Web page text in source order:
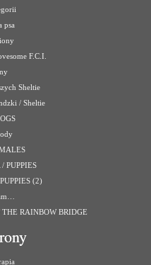
psa
F.C.I.
Sheltie
/ Sheltie
PUPPIES
(2)
RAINBOW BRIDGE